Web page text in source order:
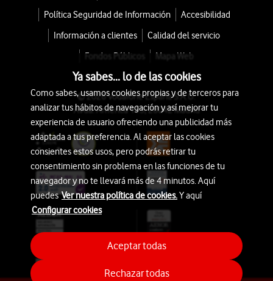
Política Seguridad de Información
Accesibilidad
Información a clientes
Calidad del servicio
Fondos Públicos
Mapa Web
© 2026 Vodafone España S.A.U.
Avda. América 115, 28042 Madrid
Ya sabes... lo de las cookies
Como sabes, usamos cookies propias y de terceros para
analizar tus hábitos de navegación y así mejorar tu
experiencia de usuario ofreciendo una publicidad más
adaptada a tus preferencia. Al aceptar las cookies
consientes estos usos, pero podrás retirar tu
consentimiento sin problema en las funciones de tu
navegador y no te llevará más de 4 minutos. Aquí
puedesVer nuestra política de cookies.Y aquí
Configurar cookies
Rechazar todas
Aceptar todas